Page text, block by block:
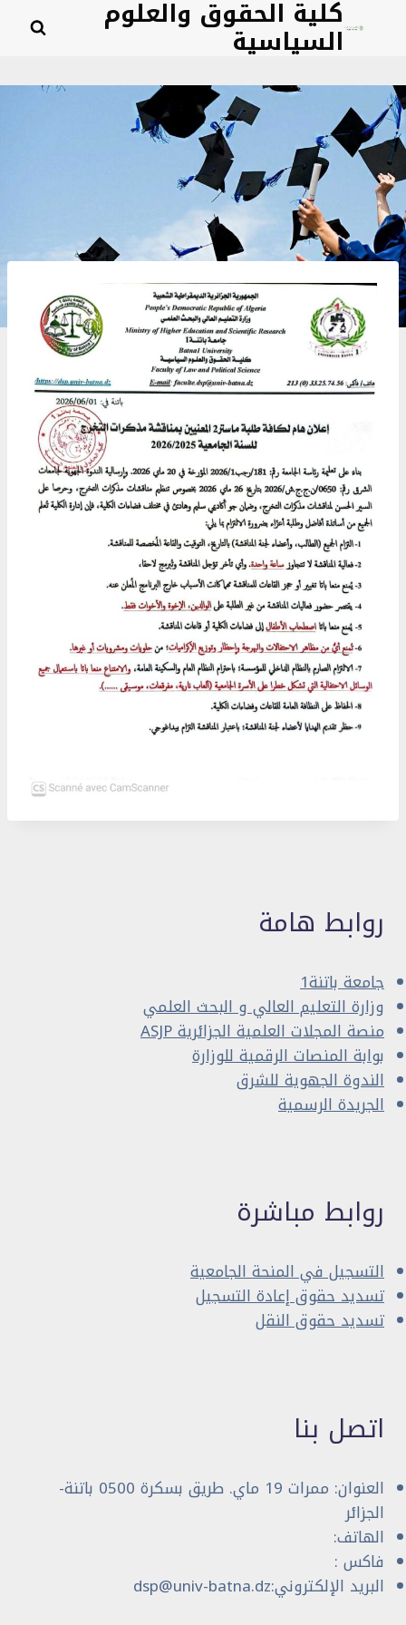
كلية الحقوق والعلوم
السياسية
روابط هامة
جامعة باتنة1
وزارة التعليم العالي و البحث العلمي
منصة المجلات العلمية الجزائرية ASJP
بوابة المنصات الرقمية للوزارة
الندوة الجهوية للشرق
الجريدة الرسمية
روابط مباشرة
التسجيل في المنحة الجامعية
تسديد حقوق إعادة التسجيل
تسديد حقوق النقل
اتصل بنا
العنوان: ممرات 19 ماي. طريق بسكرة 0500 باتنة-
الجزائر
الهاتف:
فاكس :
البريد الإلكتروني:dsp@univ-batna.dz